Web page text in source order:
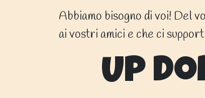
Abbiamo bisogno di voi! Del
ai vostri amici e che ci
Up